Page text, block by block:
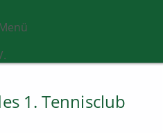
1. Tennisclub